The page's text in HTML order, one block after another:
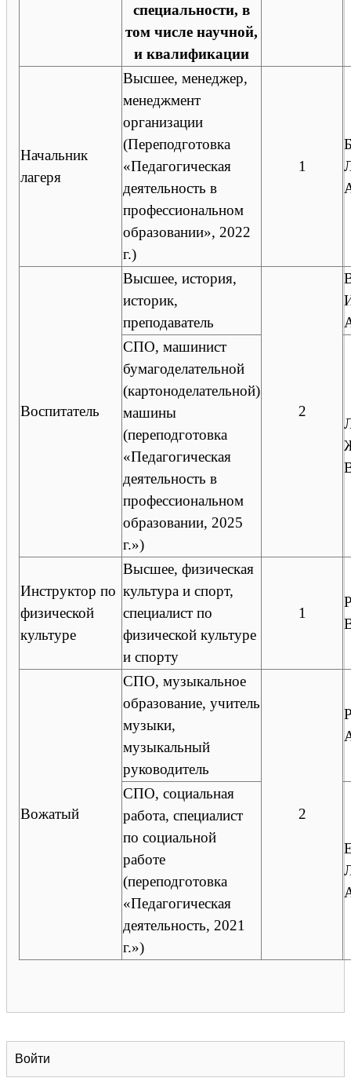
Войти
специальности, в
том числе научной,
и квалификации
Начальник
лагеря
Высшее, менеджер,
менеджмент
организации
(Переподготовка
«Педагогическая
деятельность в
профессиональном
образовании», 2022
г.)
1
Воспитатель
Высшее, история,
историк,
преподаватель
2
СПО, машинист
бумагоделательной
(картоноделательной)
машины
(переподготовка
«Педагогическая
деятельность в
профессиональном
образовании, 2025
г.»)
Инструктор по
физической
культуре
Высшее, физическая
культура и спорт,
специалист по
физической культуре
и спорту
1
Вожатый
СПО, музыкальное
образование, учитель
музыки,
музыкальный
руководитель
2
СПО, социальная
работа, специалист
по социальной
работе
(переподготовка
«Педагогическая
деятельность, 2021
г.»)